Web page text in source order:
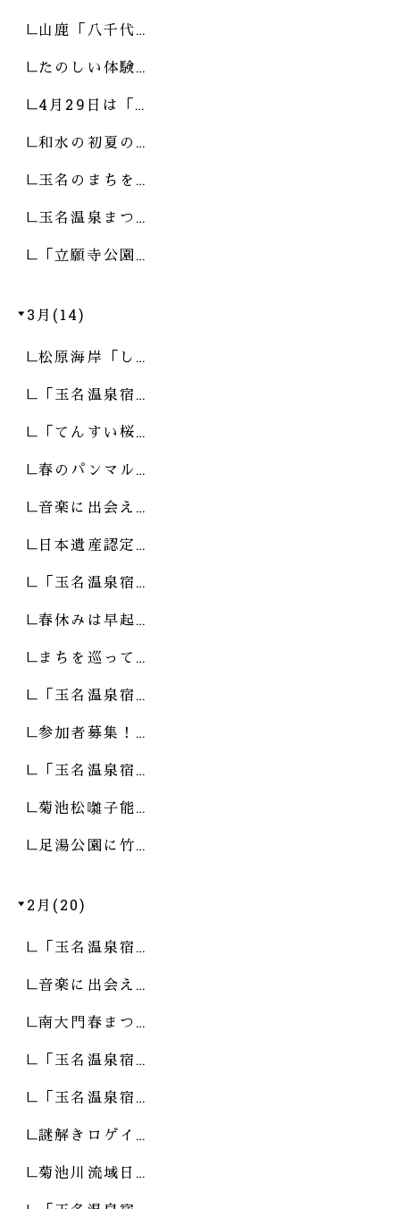
山鹿「八千代…
たのしい体験…
4月29日は「…
和水の初夏の…
玉名のまちを…
玉名温泉まつ…
「立願寺公園…
3月(14)
松原海岸「し…
「玉名温泉宿…
「てんすい桜…
春のパンマル…
音楽に出会え…
日本遺産認定…
「玉名温泉宿…
春休みは早起…
まちを巡って…
「玉名温泉宿…
参加者募集！…
「玉名温泉宿…
菊池松囃子能…
足湯公園に竹…
2月(20)
「玉名温泉宿…
音楽に出会え…
南大門春まつ…
「玉名温泉宿…
「玉名温泉宿…
謎解きロゲイ…
菊池川流域日…